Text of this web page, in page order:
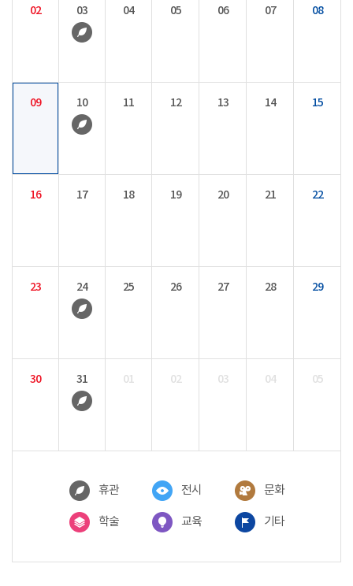
02 03 04 05 06 07 08
09 10 11 12 13 14 15
16 17 18 19 20 21 22
23 24 25 26 27 28 29
30 31 01 02 03 04 05
휴관 전시 문화
학술 교육 기타